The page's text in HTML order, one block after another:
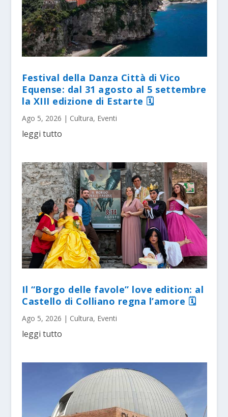
Festival della Danza Città di Vico
Equense: dal 31 agosto al 5 settembre
la XIII edizione di Estarte 🗓
Ago 5, 2026 | Cultura, Eventi
leggi tutto
Il “Borgo delle favole” love edition: al
Castello di Colliano regna l’amore 🗓
Ago 5, 2026 | Cultura, Eventi
leggi tutto